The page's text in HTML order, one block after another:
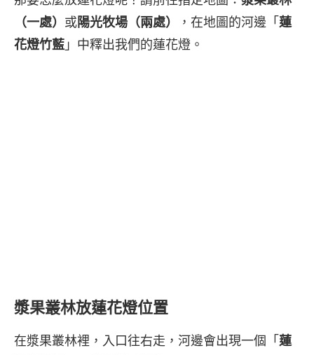
（一處） 或陽光牧場（兩處） ，在地圖的河邊「 蓮
花燈竹藍 」中釋出我們的蓮花燈。
漿果叢林放蓮花燈位置
在漿果叢林裡，入口往右走，河邊會出現一個「 蓮